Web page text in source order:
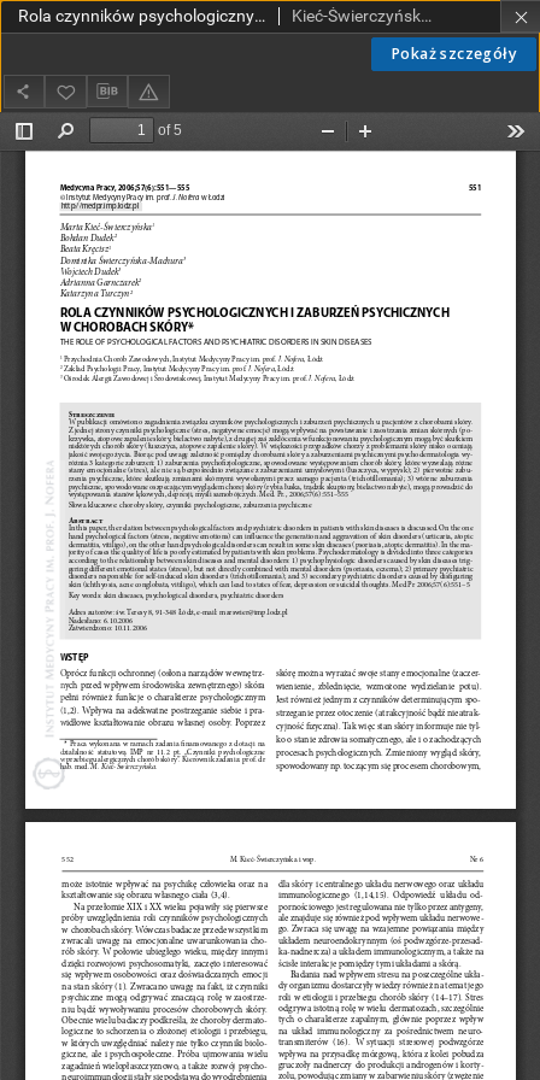
Pokaż szczegóły
Rola czynników psychologicznych i zaburzeń psychicznych w chorobach skóry Kieć-Świerczyńska, Marta; Dudek, Bohdan; Kręcisz, Beata; Świerczyńska-Machura, Dominika; Dudek, Wojciech; Garnczarek, Adrianna; Turczyn, Katarzyna